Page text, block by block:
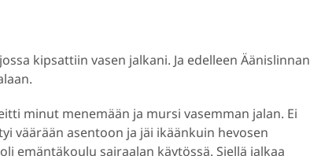
kipsattiin vasen jalkani. Ja edelleen Äänislinnan
minut menemään ja mursi vasemman jalan. Ei
väärään asentoon ja jäi ikäänkuin hevosen
emäntäkoulu sairaalan käytössä. Siellä jalkaa